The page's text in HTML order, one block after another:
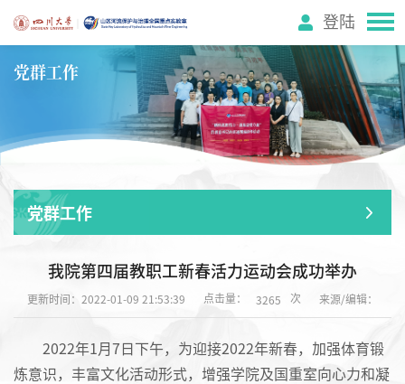
登陆
党群工作
党群工作
我院第四届教职工新春活力运动会成功举办
更新时间：2022-01-09 21:53:39 点击量： 3265 次 来源/编辑：
2022年1月7日下午，为迎接2022年新春，加强体育锻
炼意识，丰富文化活动形式，增强学院及国重室向心力和凝